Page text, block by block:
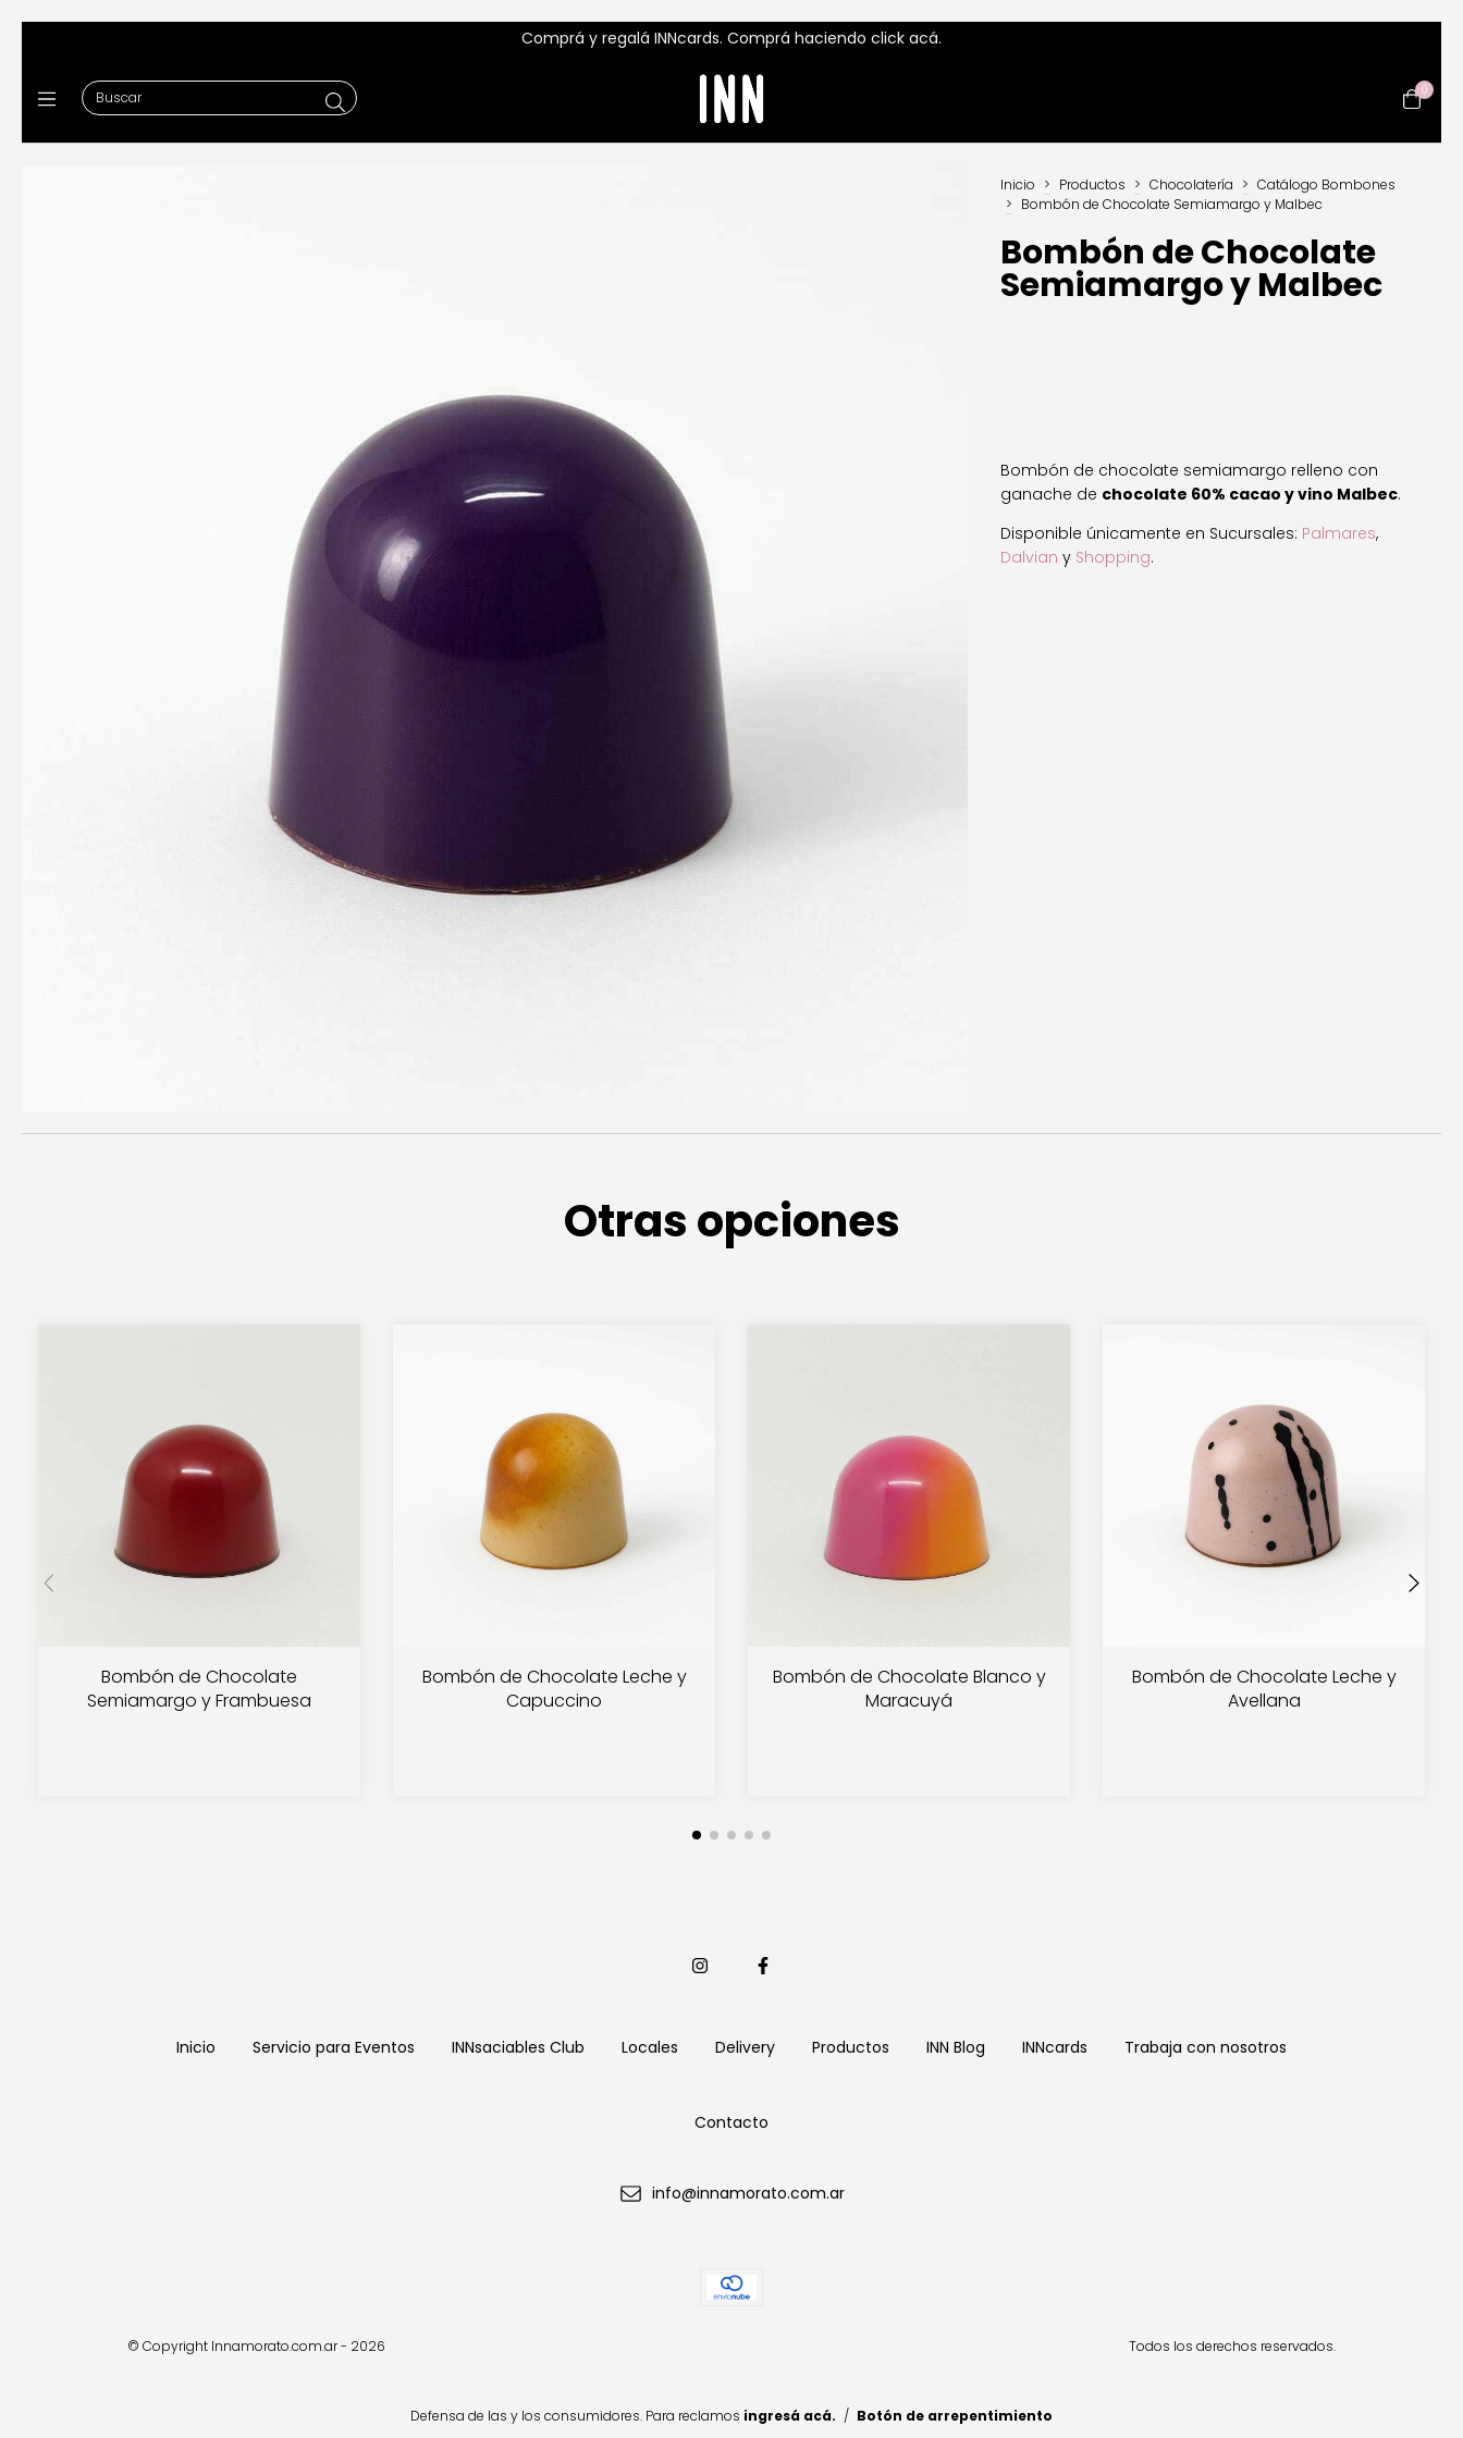
Comprá y regalá INNcards. Comprá haciendo click acá.
0
Inicio > Productos > Chocolatería > Catálogo Bombones
> Bombón de Chocolate Semiamargo y Malbec
Bombón de Chocolate
Semiamargo y Malbec
Bombón de chocolate semiamargo relleno con
ganache de chocolate 60% cacao y vino Malbec.
Disponible únicamente en Sucursales: Palmares,
Dalvian y Shopping.
Otras opciones
Bombón de Chocolate
Semiamargo y Frambuesa
Bombón de Chocolate Leche y
Capuccino
Bombón de Chocolate Blanco y
Maracuyá
Bombón de Chocolate Leche y
Avellana
Inicio Servicio para Eventos INNsaciables Club Locales Delivery Productos INN Blog INNcards Trabaja con nosotros
Contacto
info@innamorato.com.ar
© Copyright Innamorato.com.ar - 2026 Todos los derechos reservados.
Defensa de las y los consumidores. Para reclamos ingresá acá. / Botón de arrepentimiento